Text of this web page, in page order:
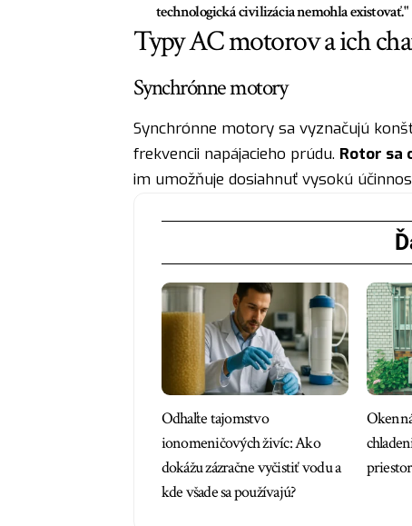
technologická civilizácia nemohla existovať."
Typy AC motorov a ich
Synchrónne motory
Synchrónne motory sa vyznačujú
frekvencii napájacieho prúdu. Rotor sa
im umožňuje dosiahnuť vysokú
Odhaľte tajomstvo
ionomeničových živíc: Ako
dokážu zázračne vyčistiť vodu a
kde všade sa používajú?